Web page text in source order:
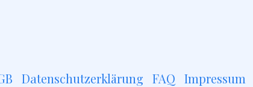
Datenschutzerklärung FAQ Impressum